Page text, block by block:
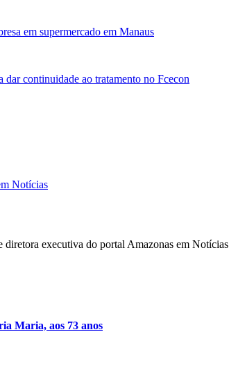
em supermercado em Manaus
dar continuidade ao tratamento no Fcecon
Notícias
diretora executiva do portal Amazonas em Notícias
Maria, aos 73 anos